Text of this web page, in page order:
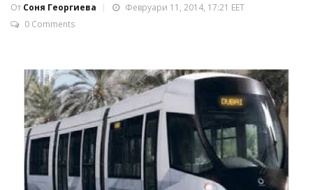
От Соня Георгиева
Февруари 11, 2014, 17:21 EET
0 Comments